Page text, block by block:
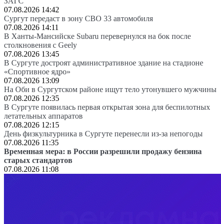
07.08.2026 14:42
Сургут передаст в зону СВО 33 автомобиля
07.08.2026 14:11
В Ханты-Мансийске Subaru перевернулся на бок после
столкновения с Geely
07.08.2026 13:45
В Сургуте достроят административное здание на стадионе
«Спортивное ядро»
07.08.2026 13:09
На Оби в Сургутском районе ищут тело утонувшего мужчины
07.08.2026 12:35
В Сургуте появилась первая открытая зона для беспилотных
летательных аппаратов
07.08.2026 12:15
День физкультурника в Сургуте перенесли из-за непогоды
07.08.2026 11:35
Временная мера: в России разрешили продажу бензина
старых стандартов
07.08.2026 11:08